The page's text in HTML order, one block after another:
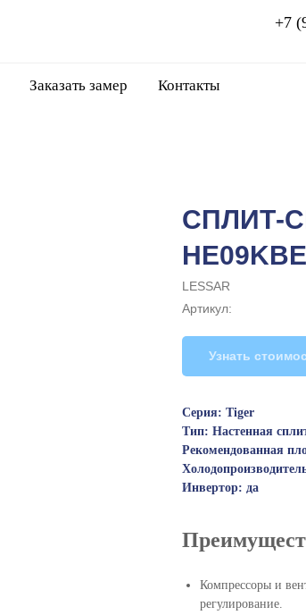
+7
Заказать замер Контакты
СПЛИТ-
LESSAR
Артикул:
Узнать
Компрессоры и
регулирование.
Серия: Tiger
Тип: Настенная
Рекомендованная
Инвертор: да